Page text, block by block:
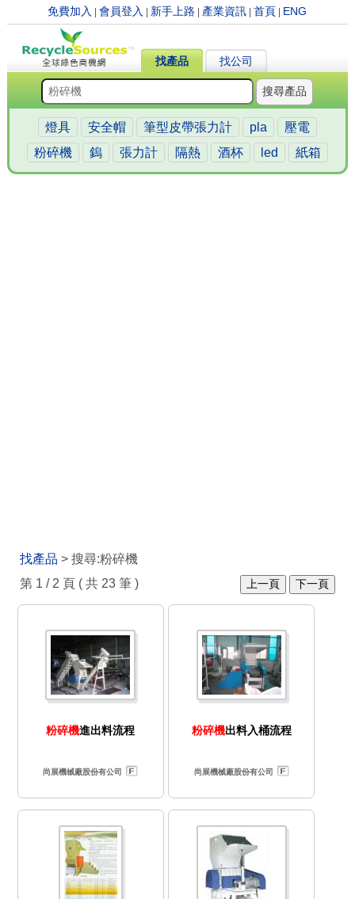
免費加入 |會員登入 新手上路 產業資訊 |首頁 ENG
找產品 找公司
搜尋產品
燈具 安全帽 筆型皮帶張力計 pla
壓電
粉碎機
鎢 張力計 隔熱 酒杯 led 紙箱
找產品 > 搜尋:粉碎機
第 1 / 2 頁 ( 共 23 筆 )
上一頁 下一頁
粉碎機進出料流程
尚展機械廠股份有公司
粉碎機出料入桶流程
尚展機械廠股份有公司